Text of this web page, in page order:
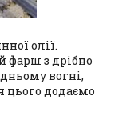
олії.
фарш з дрібно
вогні,
цього додаємо